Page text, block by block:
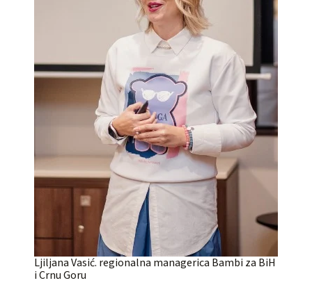
Ljiljana Vasić. regionalna managerica Bambi za BiH
i Crnu Goru